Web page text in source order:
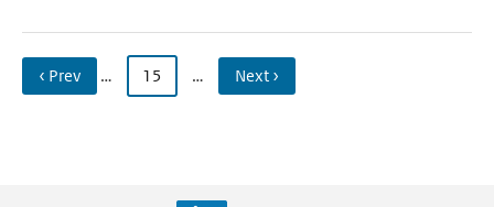
‹ Prev … 15 … Next ›